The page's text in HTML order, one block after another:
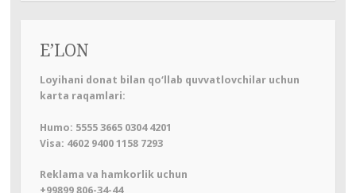
E’LON
Loyihani donat bilan qo‘llab quvvatlovchilar uchun
karta raqamlari:
Humo: 5555 3665 0304 4201
Visa: 4602 9400 1158 7293
Reklama va hamkorlik uchun
+99899 806-34-44